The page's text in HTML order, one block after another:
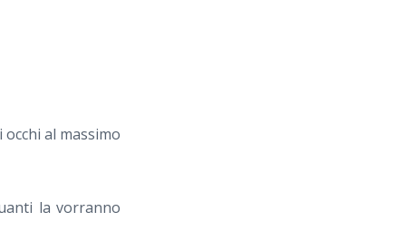
al massimo
la vorranno